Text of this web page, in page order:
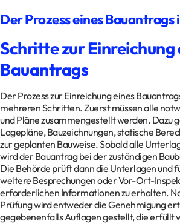
Der Prozess eines Bauantrags
Schritte zur Einreichung
Bauantrags
Der Prozess zur Einreichung eines
mehreren Schritten. Zuerst müssen alle
und Pläne zusammengestellt werden. Dazu
Lagepläne, Bauzeichnungen, statische
zur geplanten Bauweise. Sobald alle
wird der Bauantrag bei der zuständigen
Die Behörde prüft dann die Unterlagen und
weitere Besprechungen oder Vor-Ort-
erforderlichen Informationen zu erhalten.
Prüfung wird entweder die Genehmigung
gegebenenfalls Auflagen gestellt, die erfüllt